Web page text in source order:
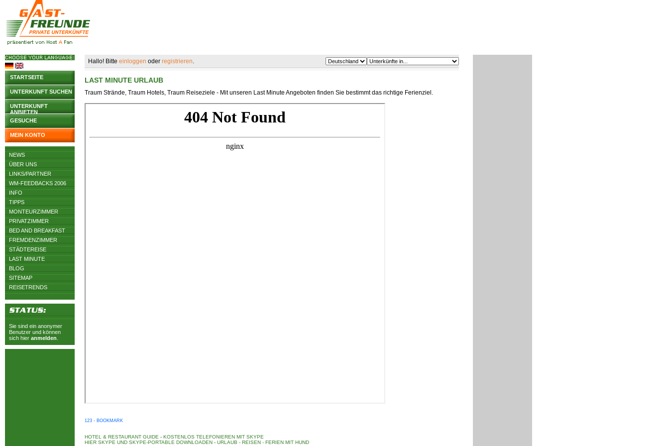
STARTSEITE
UNTERKUNFT SUCHEN
UNTERKUNFT
ANBIETEN
GESUCHE
MEIN KONTO
NEWS
ÜBER UNS
LINKS/PARTNER
WM-FEEDBACKS 2006
INFO
TIPPS
MONTEURZIMMER
PRIVATZIMMER
BED AND BREAKFAST
FREMDENZIMMER
STÄDTEREISE
LAST MINUTE
BLOG
SITEMAP
REISETRENDS
Sie sind ein anonymer
Benutzer und können
sich hier anmelden
Hallo! Bitte einloggen oder registrieren.
LAST MINUTE URLAUB
Traum Strände, Traum Hotels, Traum Reiseziele - Mit unseren Last Minute Angeboten finden Sie bestimmt das richtige Ferienziel.
123 - BOOKMARK
HOTEL & RESTAURANT GUIDE - KOSTENLOS TELEFONIEREN MIT SKYPE
HIER SKYPE UND SKYPE-PORTABLE DOWNLOADEN - URLAUB - REISEN - FERIEN MIT HUND